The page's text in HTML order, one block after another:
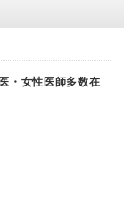
・女性医師多数在